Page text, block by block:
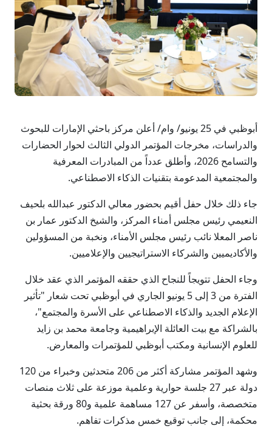
أبوظبي في 25 يونيو/ وام/ أعلن مركز باحثي الإمارات للبحوث
والدراسات، مخرجات المؤتمر الدولي الثالث لحوار الحضارات
والتسامح 2026، وأطلق عدداً من المبادرات المعرفية
والمجتمعية المدعومة بتقنيات الذكاء الاصطناعي.
جاء ذلك خلال حفل أقيم بحضور معالي الدكتور عبدالله بلحيف
النعيمي رئيس مجلس أمناء المركز، والشيخ الدكتور عمار بن
ناصر المعلا نائب رئيس مجلس الأمناء، ونخبة من المسؤولين
والأكاديميين والشركاء الاستراتيجيين والإعلاميين.
وجاء الحفل تتويجاً للنجاح الذي حققه المؤتمر الذي عقد خلال
الفترة من 3 إلى 5 يونيو الجاري في أبوظبي تحت شعار "تأثير
الإعلام الجديد والذكاء الاصطناعي على الأسرة والمجتمع"،
بالشراكة مع بيت العائلة الإبراهيمية وجامعة محمد بن زايد
للعلوم الإنسانية ومكتب أبوظبي للمؤتمرات والمعارض.
وشهد المؤتمر مشاركة أكثر من 206 متحدثين وخبراء من 120
دولة عبر 27 جلسة حوارية وعلمية موزعة على ثلاث منصات
متخصصة، وأسفر عن 127 مساهمة علمية و80 ورقة بحثية
محكمة، إلى جانب توقيع خمس مذكرات تفاهم.